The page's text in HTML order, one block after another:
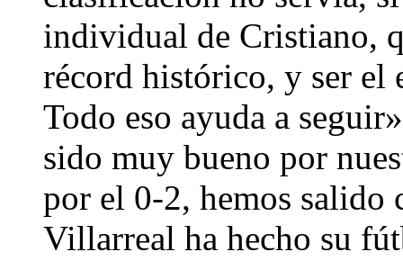
individual de Cristiano,
récord histórico, y ser el
Todo eso ayuda a
sido muy bueno por
por el 0-2, hemos salido
Villarreal ha hecho su